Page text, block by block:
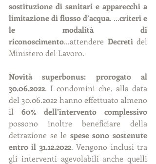
sostituzione di sanitari e apparecchi a
limitazione di flusso d’acqua. ...criteri e
le modalità di
riconoscimento...attendere Decreti del
Ministero del Lavoro.
Novità superbonus: prorogato al
30.06.2022. I condomini che, alla data
del 30.06.2022 hanno effettuato almeno
il 60% dell’intervento complessivo
possono inoltre beneficiare della
detrazione se le spese sono sostenute
entro il 31.12.2022. Vengono inclusi tra
gli interventi agevolabili anche quelli